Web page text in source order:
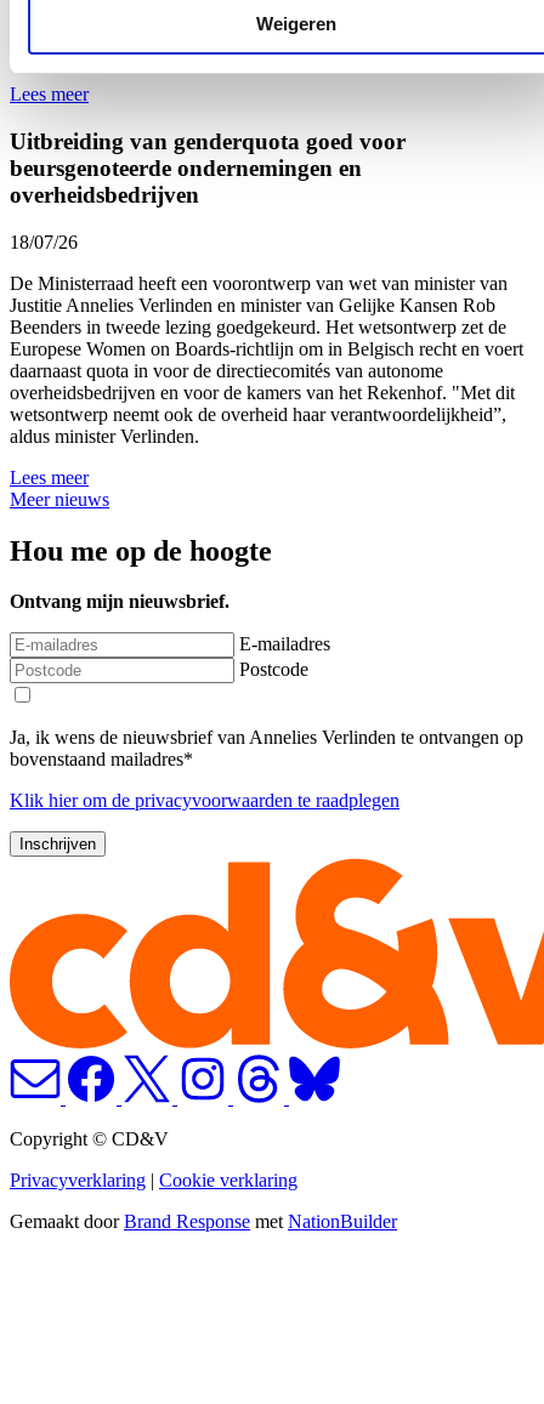
Weigeren
onmiddellijk de drugs die door de politie in beslag worden
genomen.
Lees meer
Uitbreiding van genderquota goed voor
beursgenoteerde ondernemingen en
overheidsbedrijven
18/07/26
De Ministerraad heeft een voorontwerp van wet van minister van
Justitie Annelies Verlinden en minister van Gelijke Kansen Rob
Beenders in tweede lezing goedgekeurd. Het wetsontwerp zet de
Europese Women on Boards-richtlijn om in Belgisch recht en voert
daarnaast quota in voor de directiecomités van autonome
overheidsbedrijven en voor de kamers van het Rekenhof. "Met dit
wetsontwerp neemt ook de overheid haar verantwoordelijkheid”,
aldus minister Verlinden.
Lees meer
Meer nieuws
Hou me op de hoogte
Ontvang mijn nieuwsbrief.
E-mailadres
Postcode
Ja, ik wens de nieuwsbrief van Annelies Verlinden te ontvangen op
bovenstaand mailadres*
Klik hierom de privacyvoorwaarden te raadplegen
Copyright © CD&V
Privacyverklaring | Cookie verklaring
Gemaakt doorBrand Response metNationBuilder